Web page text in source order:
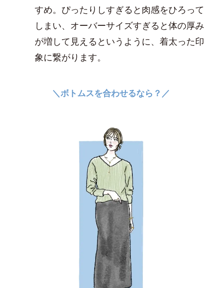
すめ。ぴったりしすぎると肉感をひろって
しまい、オーバーサイズすぎると体の厚み
が増して見えるというように、着太った印
象に繋がります。
＼ボトムスを合わせるなら？／